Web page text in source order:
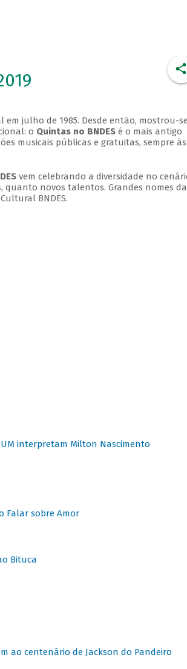
em julho de 1985. Desde então, mostrou-se
o Quintas no BNDESé o mais antigo
musicais públicas e gratuitas, sempre às
vem celebrando a diversidade no
novos talentos. Grandes nomes da
BNDES.
interpretam Milton Nascimento
Falar sobre Amor
Bituca
ao centenário de Jackson do Pandeiro